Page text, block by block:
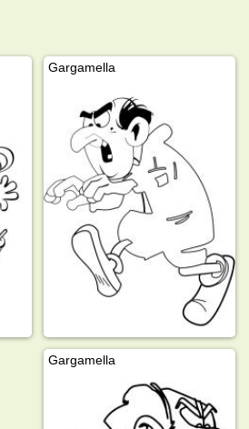
Gargamella
Gargamella